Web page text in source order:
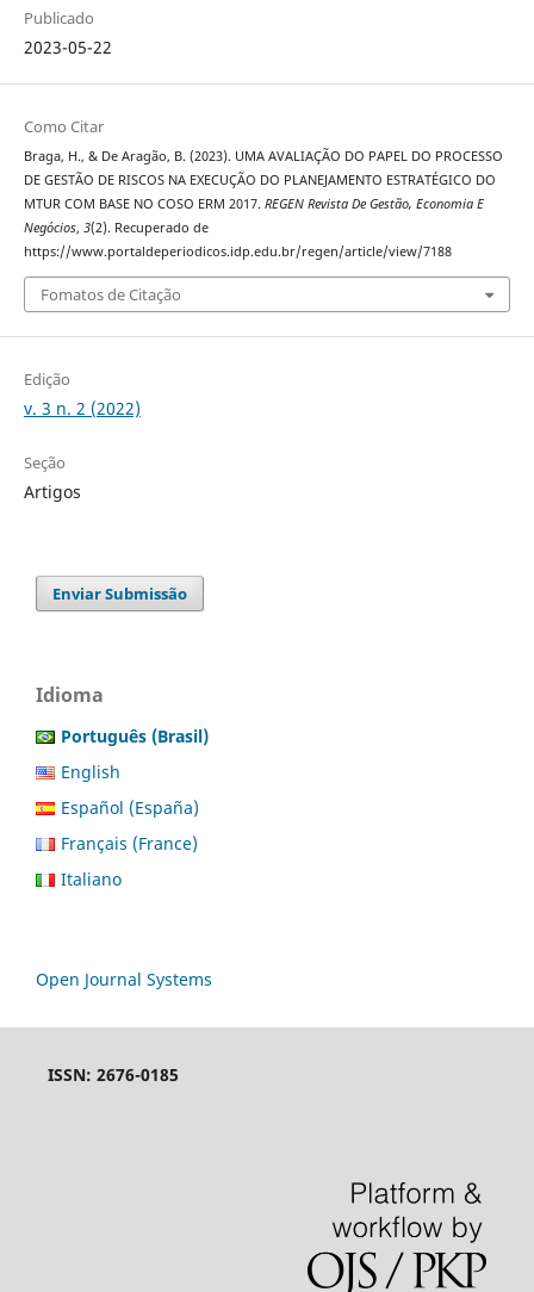
Publicado
2023-05-22
Como Citar
Braga, H., & De Aragão, B. (2023). UMA AVALIAÇÃO DO PAPEL DO PROCESSO
DE GESTÃO DE RISCOS NA EXECUÇÃO DO PLANEJAMENTO ESTRATÉGICO DO
MTUR COM BASE NO COSO ERM 2017. REGEN Revista De Gestão, Economia E
Negócios, 3(2). Recuperado de
https://www.portaldeperiodicos.idp.edu.br/regen/article/view/7188
Fomatos de Citação
Edição
v. 3 n. 2 (2022)
Seção
Artigos
Enviar Submissão
Idioma
Português (Brasil)
English
Español (España)
Français (France)
Italiano
Open Journal Systems
ISSN: 2676-0185